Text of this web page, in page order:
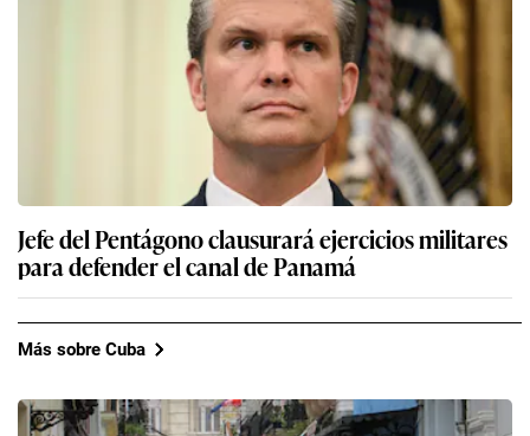
Jefe del Pentágono clausurará ejercicios militares
para defender el canal de Panamá
Más sobre Cuba